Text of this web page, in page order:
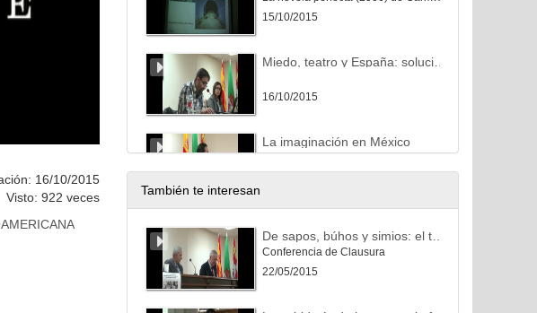
16/10/2015
Visto: 922 veces
15/10/2015
16/10/2015
La imaginación en México
MESA REDONDA
16/10/2015
También te interesan
Conferencia de Clausura
22/05/2015